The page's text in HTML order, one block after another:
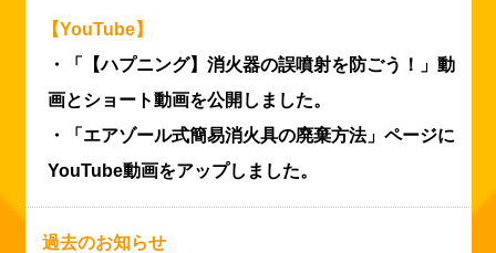
【YouTube】
・「【ハプニング】消火器の誤噴射を防ごう！」動
画とショート動画を公開しました。
・「エアゾール式簡易消火具の廃棄方法」ページに
YouTube動画をアップしました。
過去のお知らせ